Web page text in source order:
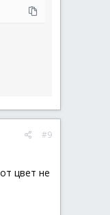
#9
цвет не